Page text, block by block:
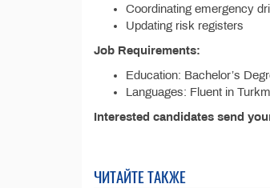
Coordinating emergency
Updating risk registers
Job Requirements:
Education: Bachelor’s
Languages: Fluent in
Interested candidates send
ЧИТАЙТЕ ТАКЖЕ